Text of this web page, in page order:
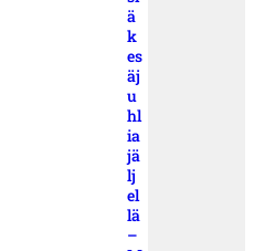
ä
k
es
äj
u
hl
ia
jä
lj
el
lä
–